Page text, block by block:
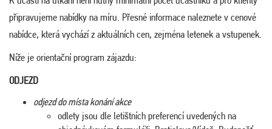
připravujeme nabídky na míru. Přesné informace naleznete v cenové
nabídce, která vychází z aktuálních cen, zejména letenek a vstupenek.
Níže je orientační program zájazdu:
ODJEZD
odjezd do místa konání akce
odlety jsou dle letištních preferencí uvedených na